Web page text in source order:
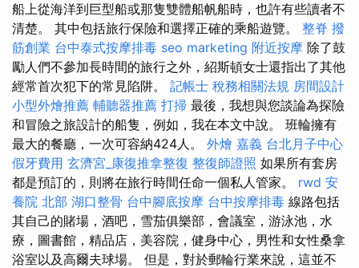
船上從海洋到巨型船或那隻雙體船帆船時，也許有些讀者不
清楚。 其中包括旅行保險和選擇正確的乘船遊覽。 整脊 撥
筋創業 台中泰式按摩排毒 seo marketing 附近按摩 除了鼓
勵人們不參加長時間的旅行之外，紹斯頓女士還指出了其他
經常首次犯下的常見陷阱。 記帳士 稅務相關法規 房間設計
小型外燴推薦 輔聽器推薦 打掃 最後，我想與您談論為探險
和冒險之旅設計的船隻，例如，我在本文中說。 班輪擁有
最大的餐廳，一次可容納424人。 外燴 嘉義 台北月子中心
假牙費用 玄濟宮_康復推拿整復 整復師證照 如果所有套房
都是預訂的，則將在旅行時間任命一個私人管家。 rwd 安
養院 北部 湖口整骨 台中腳底按摩 台中按摩排毒 線路包括
其自己的賭場，酒吧，雪茄俱樂部，會議室，游泳池，水
療，圖書館，精品店，美容院，健身中心，男性和女性桑拿
浴室以及高爾夫球場。 但是，對於郵輪行業來說，這並不